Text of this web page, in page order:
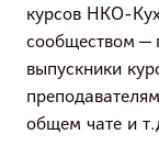
курсов НКО-
сообществом —
выпускники
общем чате и